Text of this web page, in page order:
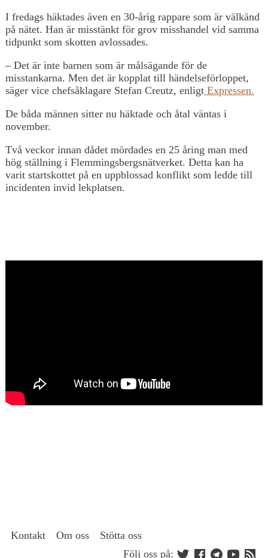
I fredags häktades även en 30-årig rappare som är välkänd
på nätet. Han är misstänkt för grov misshandel vid samma
tidpunkt som skotten avlossades.
– Det är inte barnen som är målsägande för de
misstankarna. Men det är kopplat till händelseförloppet,
säger vice chefsåklagare Stefan Creutz, enligt Expressen.
De båda männen sitter nu häktade och åtal väntas i
november.
Två veckor innan dådet mördades en 25 åring man med
hög ställning i Flemmingsbergsnätverket. Detta kan ha
varit startskottet på en uppblossad konflikt som ledde till
incidenten invid lekplatsen.
Kontakt Om oss
Stötta oss
Följ oss på: